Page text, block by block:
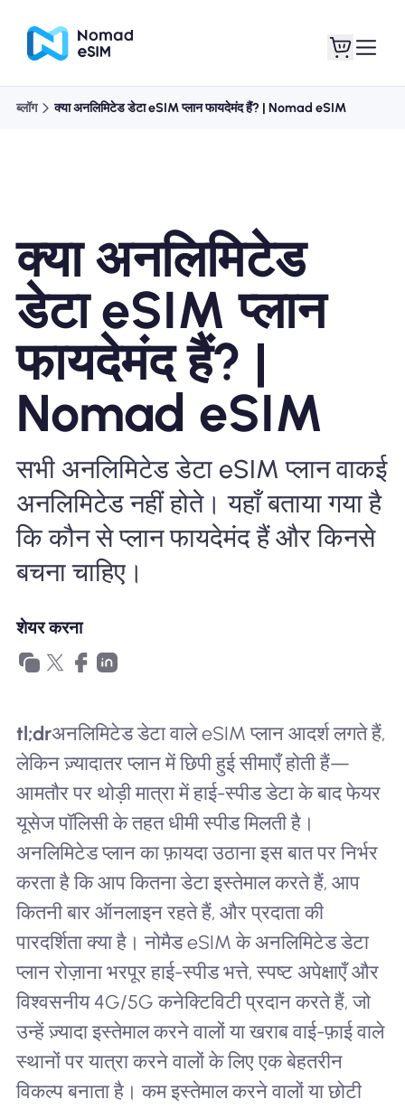
दुकान की योजना
ई-सिम के बारे में
खानाबदोश eSIM क्यों
eSIM का उपयोग करना
व्यापार के लिए
ब्लॉग क्या अनलिमिटेड डेटा eSIM प्लान फायदेमंद हैं? | Nomad eSIM
क्या अनलिमिटेड
डेटा eSIM प्लान
फायदेमंद हैं? |
Nomad eSIM
सभी अनलिमिटेड डेटा eSIM प्लान वाकई
अनलिमिटेड नहीं होते। यहाँ बताया गया है
कि कौन से प्लान फायदेमंद हैं और किनसे
बचना चाहिए।
शेयर करना
tl;drअनलिमिटेड डेटा वाले eSIM प्लान आदर्श लगते हैं,
लेकिन ज़्यादातर प्लान में छिपी हुई सीमाएँ होती हैं—
आमतौर पर थोड़ी मात्रा में हाई-स्पीड डेटा के बाद फेयर
यूसेज पॉलिसी के तहत धीमी स्पीड मिलती है।
अनलिमिटेड प्लान का फ़ायदा उठाना इस बात पर निर्भर
करता है कि आप कितना डेटा इस्तेमाल करते हैं, आप
कितनी बार ऑनलाइन रहते हैं, और प्रदाता की
पारदर्शिता क्या है। नोमैड eSIM के अनलिमिटेड डेटा
प्लान रोज़ाना भरपूर हाई-स्पीड भत्ते, स्पष्ट अपेक्षाएँ और
विश्वसनीय 4G/5G कनेक्टिविटी प्रदान करते हैं, जो
उन्हें ज़्यादा इस्तेमाल करने वालों या खराब वाई-फ़ाई वाले
स्थानों पर यात्रा करने वालों के लिए एक बेहतरीन
विकल्प बनाता है। कम इस्तेमाल करने वालों या छोटी